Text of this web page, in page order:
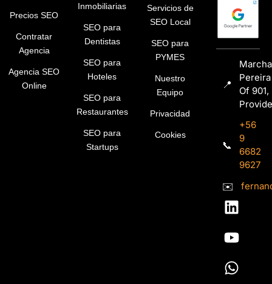
Precios SEO
Contratar
Agencia
Agencia SEO
Online
Inmobiliarias
SEO para
Dentistas
SEO para
Hoteles
SEO para
Restaurantes
SEO para
Startups
Servicios de
SEO Local
SEO para
PYMES
Nuestro
Equipo
Privacidad
Cookies
📍
Pereira
Of 901,
📞
+56
9
6682
9627
✉️
L
i
n
k
e
Y
o
u
t
u
W
h
a
t
s